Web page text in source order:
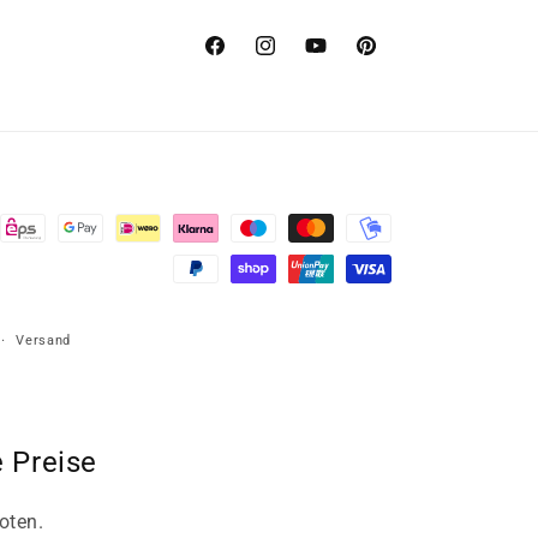
FacebookInstagramYouTubePinterest
Versand
Preise